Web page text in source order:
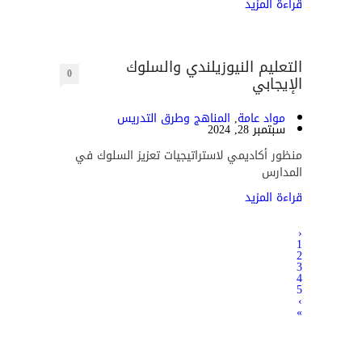
التعليم النيوزيلندي والسلوك
الإيجابي 0
مواد عامة, المناهج وطرق التدريس
سبتمبر 28, 2024
منظور أكاديمي لاستراتيجيات تعزيز السلوك في
المدارس
قراءة المزيد
‹
1
2
3
4
5
›
»